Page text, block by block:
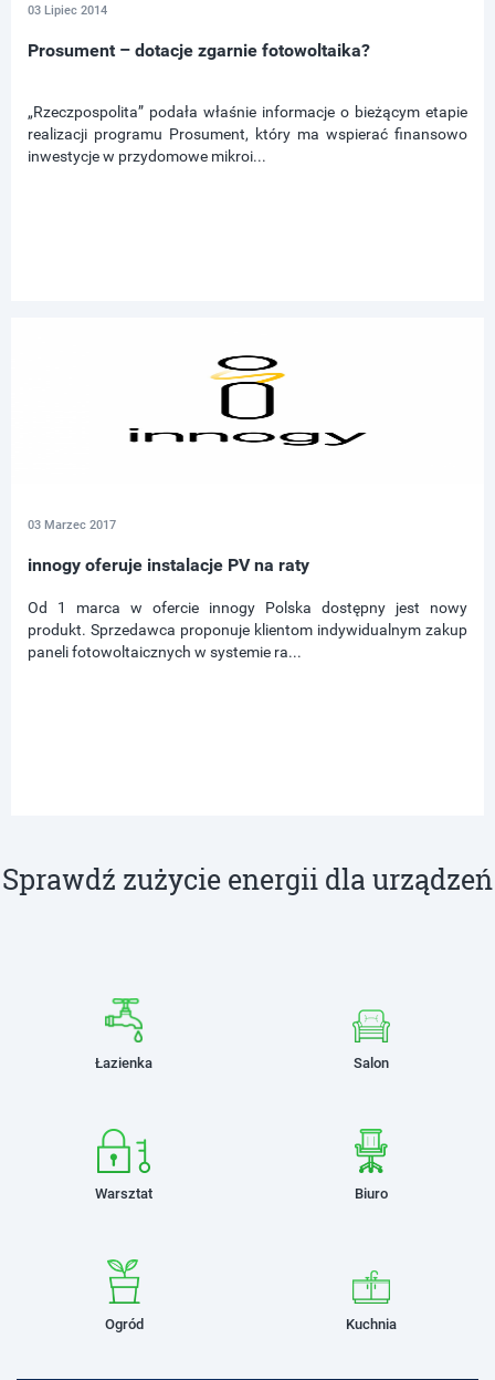
03 Lipiec 2014
Prosument – dotacje zgarnie fotowoltaika?
„Rzeczpospolita” podała właśnie informacje o bieżącym etapie
realizacji programu Prosument, który ma wspierać finansowo
inwestycje w przydomowe mikroi...
03 Marzec 2017
innogy oferuje instalacje PV na raty
Od 1 marca w ofercie innogy Polska dostępny jest nowy
produkt. Sprzedawca proponuje klientom indywidualnym zakup
paneli fotowoltaicznych w systemie ra...
Sprawdź zużycie energii dla urządzeń
Łazienka Salon
Warsztat Biuro
Ogród Kuchnia